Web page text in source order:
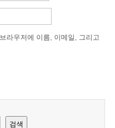
라우저에 이름, 이메일, 그리고
검색